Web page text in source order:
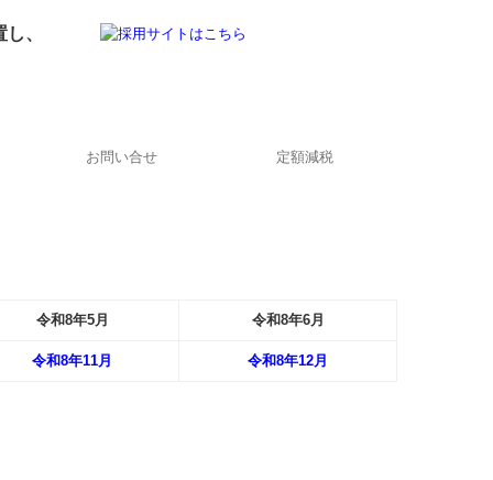
、
お問い合せ 定額減税
令和8年5月 令和8年6月
令和8年11月 令和8年12月